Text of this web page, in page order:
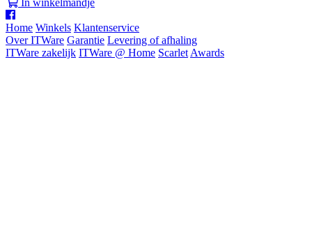
Home Winkels Klantenservice
Over ITWare Garantie Levering of afhaling
ITWare zakelijk ITWare @ Home Scarlet Awards